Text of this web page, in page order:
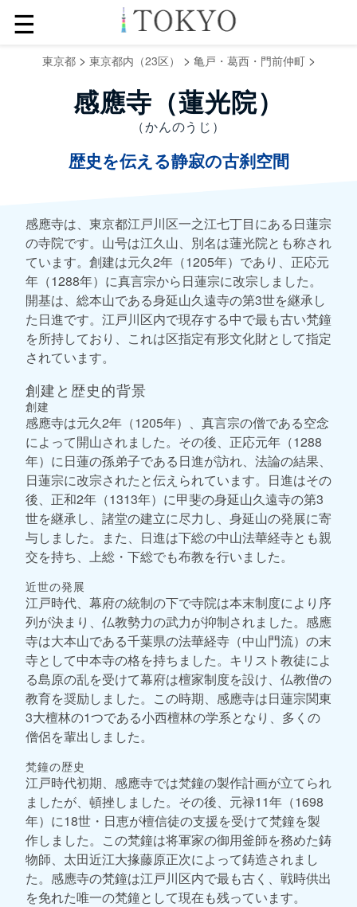
☰
東京都> 東京都内（23区） > 亀戸・葛西・門前仲町>
感應寺（蓮光院）
（かんのうじ）
歴史を伝える静寂の古刹空間
感應寺は、東京都江戸川区一之江七丁目にある日蓮宗
の寺院です。山号は江久山、別名は蓮光院とも称され
ています。創建は元久2年（1205年）であり、正応元
年（1288年）に真言宗から日蓮宗に改宗しました。
開基は、総本山である身延山久遠寺の第3世を継承し
た日進です。江戸川区内で現存する中で最も古い梵鐘
を所持しており、これは区指定有形文化財として指定
されています。
創建と歴史的背景
創建
感應寺は元久2年（1205年）、真言宗の僧である空念
によって開山されました。その後、正応元年（1288
年）に日蓮の孫弟子である日進が訪れ、法論の結果、
日蓮宗に改宗されたと伝えられています。日進はその
後、正和2年（1313年）に甲斐の身延山久遠寺の第3
世を継承し、諸堂の建立に尽力し、身延山の発展に寄
与しました。また、日進は下総の中山法華経寺とも親
交を持ち、上総・下総でも布教を行いました。
近世の発展
江戸時代、幕府の統制の下で寺院は本末制度により序
列が決まり、仏教勢力の武力が抑制されました。感應
寺は大本山である千葉県の法華経寺（中山門流）の末
寺として中本寺の格を持ちました。キリスト教徒によ
る島原の乱を受けて幕府は檀家制度を設け、仏教僧の
教育を奨励しました。この時期、感應寺は日蓮宗関東
3大檀林の1つである小西檀林の学系となり、多くの
僧侶を輩出しました。
梵鐘の歴史
江戸時代初期、感應寺では梵鐘の製作計画が立てられ
ましたが、頓挫しました。その後、元禄11年（1698
年）に18世・日恵が檀信徒の支援を受けて梵鐘を製
作しました。この梵鐘は将軍家の御用釜師を務めた鋳
物師、太田近江大掾藤原正次によって鋳造されまし
た。感應寺の梵鐘は江戸川区内で最も古く、戦時供出
を免れた唯一の梵鐘として現在も残っています。